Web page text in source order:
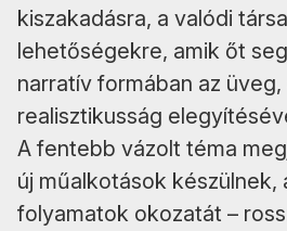
kiszakadásra, a valódi
lehetőségekre, amik őt
narratív formában az
realisztikusság
A fentebb vázolt téma
új műalkotások készülnek,
folyamatok okozatát –